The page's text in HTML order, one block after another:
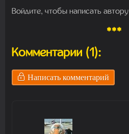
Войдите, чтобы написать автору
***
Комментарии (1):
Написать комментарий